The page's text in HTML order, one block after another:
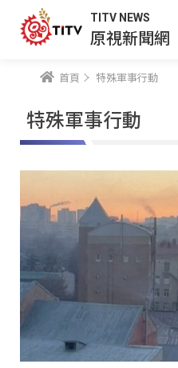
TITV NEWS
原視新聞網
首頁 特殊軍事行動
特殊軍事行動